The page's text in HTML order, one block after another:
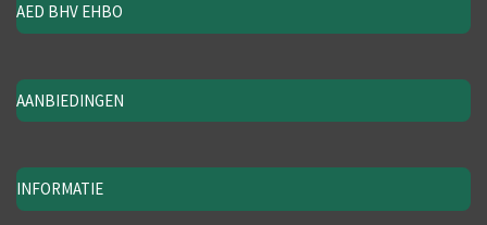
AED BHV EHBO
AANBIEDINGEN
INFORMATIE